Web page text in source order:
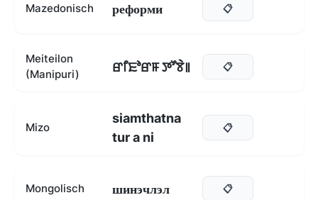
Mazedonisch реформи 📋
Meiteilon
(Manipuri)
ꯔꯤꯐꯣꯔꯝ ꯇꯧꯕꯥ꯫ 📋
Mizo
siamthatna
tur a ni
📋
Mongolisch шинэчлэл 📋